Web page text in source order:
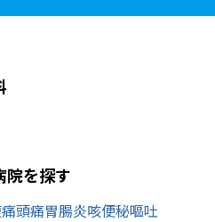
院を探す
頭痛胃腸炎咳便秘嘔吐